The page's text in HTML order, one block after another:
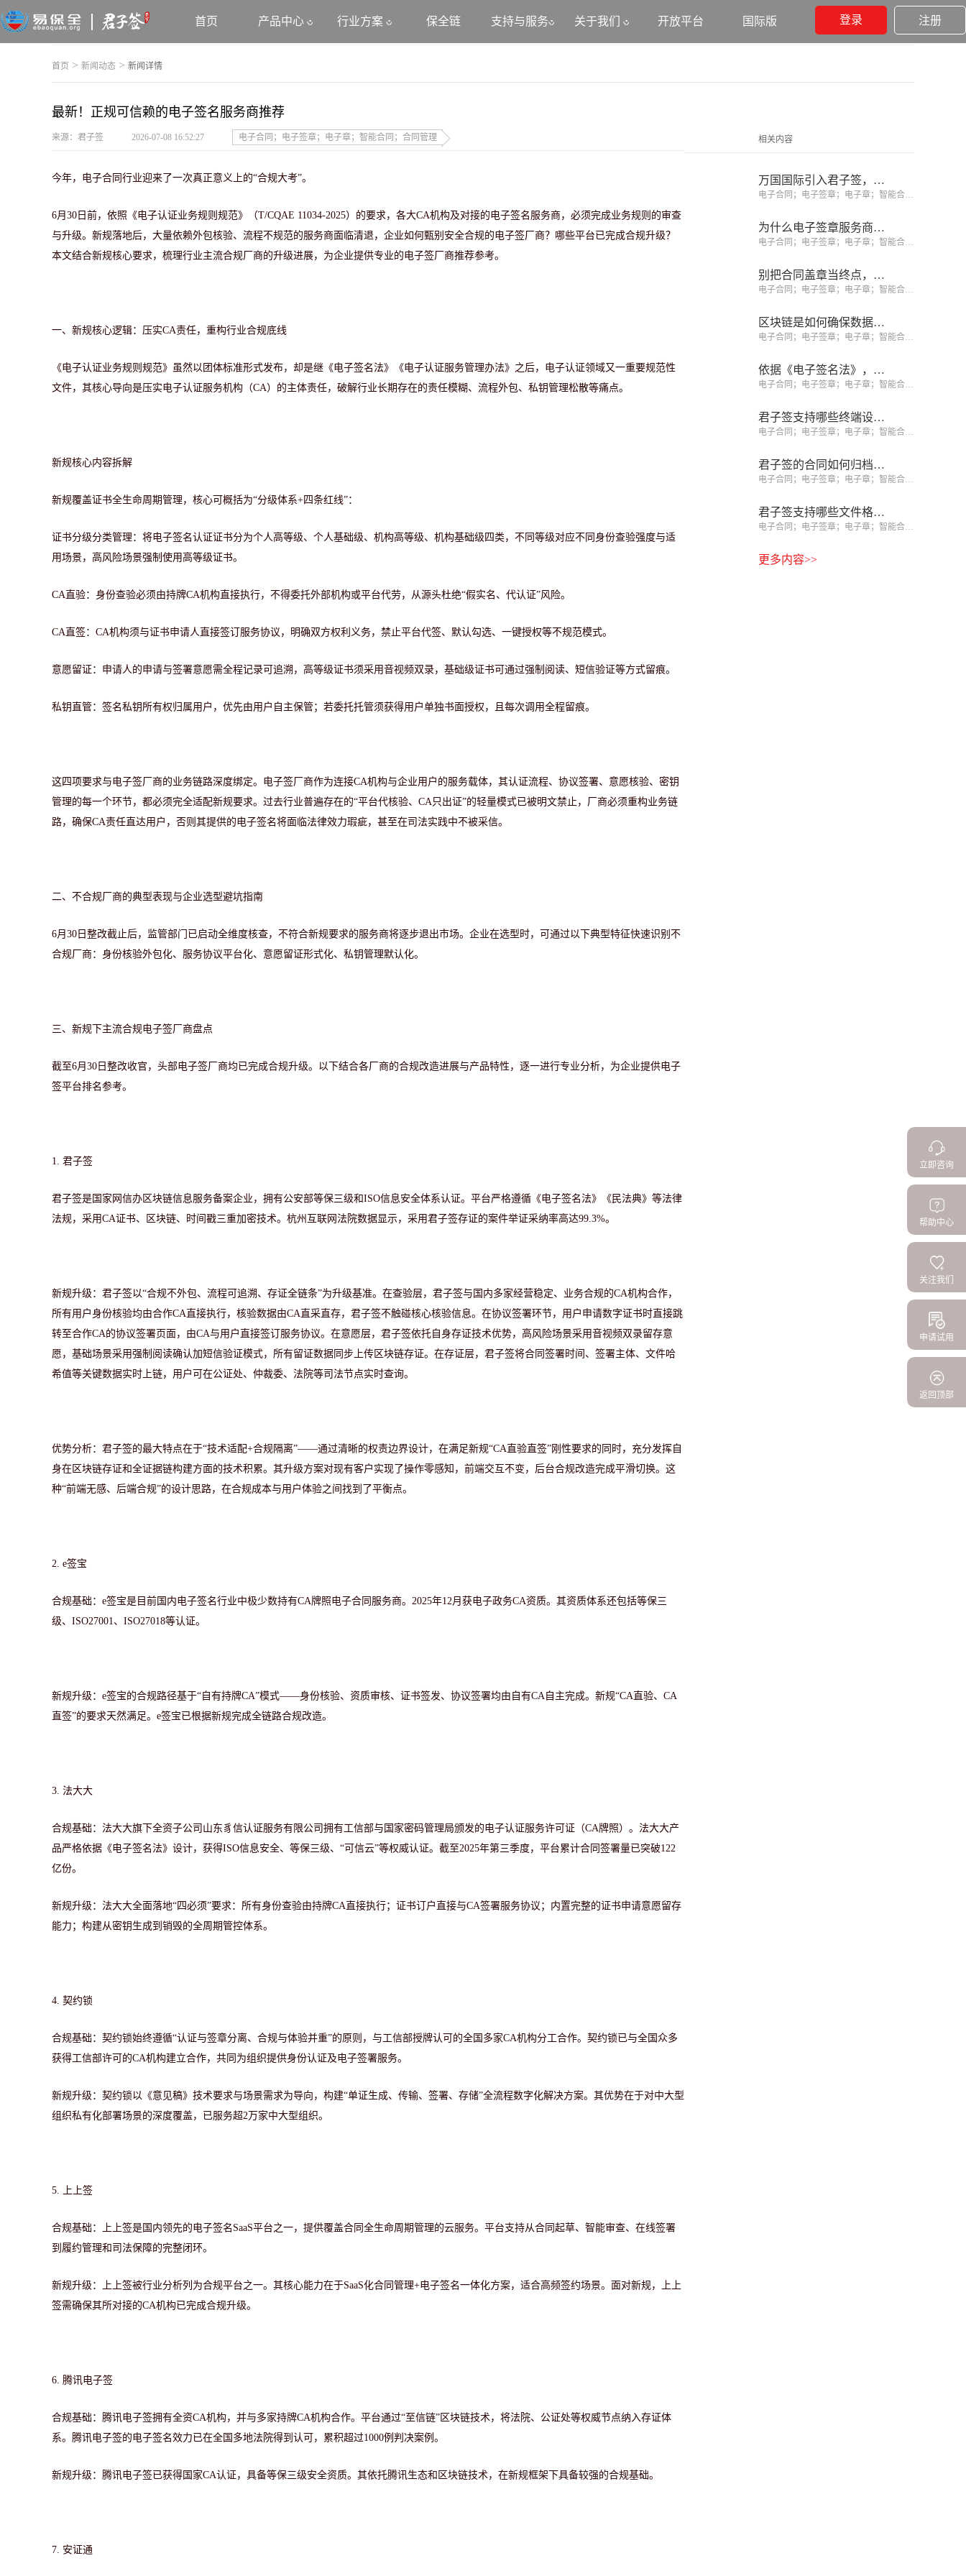
首页 产品中心 行业方案 保全链 支持与服务 关于我们 开放平台 国际版 登录 注册
首页 > 新闻动态 > 新闻详情
最新！正规可信赖的电子签名服务商推荐
来源：君子签 2026-07-08 16:52:27 电子合同；电子签章；电子章；智能合同；合同管理
今年， 电子合同行业迎来了一次真正意义上的“合规大考”。
6月30日前，依照 《电子认证业务规则规范》（T/CQAE 11034-2025）的要求，各大CA机构及对接的电子签名服务商， 必须完成业务规则的审查
与升级。新规落地后，大量依赖外包核验、流程不规范的服务商面临清退，企业如何甄别安全合规的电子签厂商？ 哪些平台已完成合规升级？
本文结合新规核心要求，梳理行业主流合规厂商的升级进展，为企业提供专业的电子签厂商推荐参考。
一、新规核心逻辑：压实CA责任，重构行业合规底线
《电子认证业务规则规范》虽然以团体标准形式发布， 却是继《电子签名法》《电子认证服务管理办法》之后，电子认证领域又一重要规范性
文件，其核心导向是压实电子认证服务机构（CA）的主体责任，破解行业长期存在的责任模糊、流程外包、私钥管理松散等痛点。
新规核心内容拆解
新规覆盖证书全生命周期管理，核心可概括为“分级体系+四条红线”：
证书分级分类管理： 将电子签名认证证书分为个人高等级、个人基础级、机构高等级、机构基础级四类，不同等级对应不同身份查验强度与适
用场景，高风险场景强制使用高等级证书。
CA直验： 身份查验必须由持牌CA机构直接执行，不得委托外部机构或平台代劳，从源头杜绝“假实名、代认证”风险。
CA直签： CA机构须与证书申请人直接签订服务协议，明确双方权利义务，禁止平台代签、默认勾选、一键授权等不规范模式。
意愿留证： 申请人的申请与签署意愿需全程记录可追溯，高等级证书须采用音视频双录，基础级证书可通过强制阅读、短信验证等方式留痕。
私钥直管： 签名私钥所有权归属用户，优先由用户自主保管；若委托托管须获得用户单独书面授权，且每次调用全程留痕。
这四项要求与电子签厂商的业务链路深度绑定。电子签厂商作为连接CA机构与企业用户的服务载体，其认证流程、协议签署、意愿核验、密钥
管理的每一个环节，都必须完全适配新规要求。过去行业普遍存在的“平台代核验、CA只出证”的轻量模式已被明文禁止，厂商必须重构业务链
路，确保CA责任直达用户，否则其提供的电子签名将面临法律效力瑕疵，甚至在司法实践中不被采信。
二、不合规厂商的典型表现与企业选型避坑指南
6月30日整改截止后，监管部门已启动全维度核查，不符合新规要求的服务商将逐步退出市场。企业在选型时，可通过以下典型特征快速识别不
合规厂商：身份核验外包化、 服务协议平台化、 意愿留证形式化、 私钥管理默认化。
三、 新规下主流合规电子签厂商盘点
截至6月30日整改收官，头部电子签厂商均已完成合规升级。以下结合各厂商的合规改造进展与产品特性，逐一进行专业分析，为企业提供电子
签平台排名参考。
1. 君子签
君子签是国家网信办区块链信息服务备案企业，拥有公安部等保三级和ISO信息安全体系认证。平台严格遵循《电子签名法》《民法典》等法律
法规，采用CA证书、区块链、时间戳三重加密技术。 杭州互联网法院数据显示，采用君子签存证的案件举证采纳率高达99.3%。
新规升级： 君子签以“合规不外包、流程可追溯、存证全链条”为升级基准。在查验层，君子签与国内多家经营稳定、业务合规的CA机构合作，
所有用户身份核验均由合作CA直接执行，核验数据由CA直采直存，君子签不触碰核心核验信息。在协议签署环节，用户申请数字证书时直接跳
转至合作CA的协议签署页面，由CA与用户直接签订服务协议。在意愿层，君子签依托自身存证技术优势，高风险场景采用音视频双录留存意
愿，基础场景采用强制阅读确认加短信验证模式，所有留证数据同步上传区块链存证。在存证层，君子签将合同签署时间、签署主体、文件哈
希值等关键数据实时上链，用户可在公证处、仲裁委、法院等司法节点实时查询。
优势分析： 君子签的最大特点在于“技术适配+合规隔离”——通过清晰的权责边界设计，在满足新规“CA直验直签”刚性要求的同时，充分发挥自
身在区块链存证和全证据链构建方面的技术积累。其升级方案对现有客户实现了操作零感知，前端交互不变，后台合规改造完成平滑切换。这
种“前端无感、后端合规”的设计思路，在合规成本与用户体验之间找到了平衡点。
2. e签宝
合规基础： e签宝是目前国内电子签名行业中极少数持有CA牌照电子合同 服务商。 2025年12月获电子政务CA资质。其资质体系还包括等保三
级、ISO27001、ISO27018等认证。
新规升级： e签宝的合规路径基于“自有持牌CA”模式——身份核验、资质审核、证书签发、协议签署均由自有CA自主完成。新规“CA直验、CA
直签”的要求天然满足。e签宝已根据新规完成全链路合规改造。
3. 法大大
合规基础：法大大旗下全资子公司山东豸信认证服务有限公司拥有工信部与国家密码管理局颁发的电子认证服务许可证（CA牌照）。法大大产
品严格依据《电子签名法》设计，获得ISO信息安全、等保三级、“可信云”等权威认证。截至2025年第三季度，平台累计合同签署量已突破122
亿份。
新规升级：法大大全面落地“四必须”要求：所有身份查验由持牌CA直接执行；证书订户直接与CA签署服务协议；内置完整的证书申请意愿留存
能力；构建从密钥生成到销毁的全周期管控体系。
4. 契约锁
合规基础：契约锁始终遵循“认证与签章分离、合规与体验并重”的原则，与工信部授牌认可的全国多家CA机构分工合作。契约锁已与全国众多
获得工信部许可的CA机构建立合作，共同为组织提供身份认证及电子签署服务。
新规升级：契约锁以《意见稿》技术要求与场景需求为导向，构建“单证生成、传输、签署、存储”全流程数字化解决方案。其优势在于对中大型
组织私有化部署场景的深度覆盖，已服务超2万家中大型组织。
5. 上上签
合规基础：上上签是国内领先的电子签名 SaaS平台之一，提供覆盖合同全生命周期管理的云服务。平台支持从合同起草、智能审查、在线签署
到履约管理和司法保障的完整闭环。
新规升级：上上签被行业分析列为合规平台之一。其核心能力在于SaaS化合同管理+电子签名一体化方案，适合高频签约场景。面对新规，上上
签需确保其所对接的CA机构已完成合规升级。
6. 腾讯电子签
合规基础：腾讯电子签拥有全资CA机构，并与多家持牌CA机构合作。平台通过“至信链”区块链技术，将法院、公证处等权威节点纳入存证体
系。腾讯电子签的电子签名效力已在全国多地法院得到认可，累积超过1000例判决案例。
新规升级：腾讯电子签已获得国家CA认证，具备等保三级安全资质。其依托腾讯生态和区块链技术，在新规框架下具备较强的合规基础。
7. 安证通
相关内容
万国国际引入君子签，区块链电子合同助力上万劳务者实现境外就业
电子合同；电子签章；电子章；智能合同；合同管理
为什么电子签章服务商比CA机构更值得选择？你选对了吗？
电子合同；电子签章；电子章；智能合同；合同管理
别把合同盖章当终点，合同履约阶段才创造价值的开始
电子合同；电子签章；电子章；智能合同；合同管理
区块链是如何确保数据不可篡改的？
电子合同；电子签章；电子章；智能合同；合同管理
依据《电子签名法》，如何识别可靠电子签名、规避签约风险？
电子合同；电子签章；电子章；智能合同；合同管理
君子签支持哪些终端设备签署？
电子合同；电子签章；电子章；智能合同；合同管理
君子签的合同如何归档和查询？
电子合同；电子签章；电子章；智能合同；合同管理
君子签支持哪些文件格式？
电子合同；电子签章；电子章；智能合同；合同管理
更多内容>>
立即咨询
帮助中心
关注我们
申请试用
返回顶部